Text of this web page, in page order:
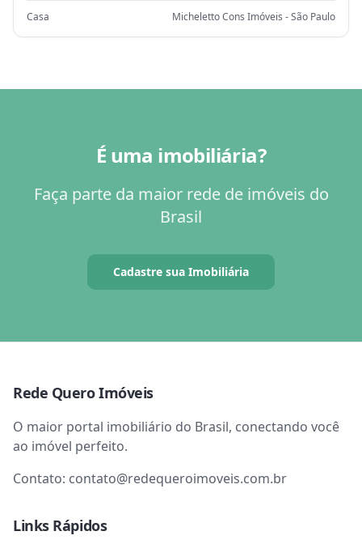
Casa Micheletto Cons Imóveis - São Paulo
É uma imobiliária?
Faça parte da maior rede de imóveis do
Brasil
Cadastre sua Imobiliária
Rede Quero Imóveis
O maior portal imobiliário do Brasil, conectando você
ao imóvel perfeito.
Contato: contato@redequeroimoveis.com.br
Links Rápidos